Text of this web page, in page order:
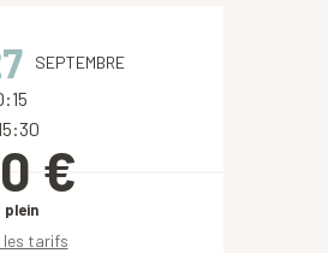
coordonnées
SEPTEMBRE
€
les tarifs